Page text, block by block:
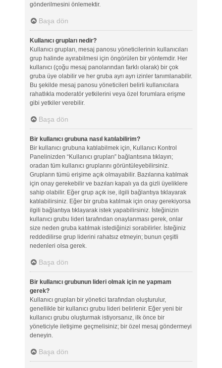
gönderilmesini önlemektir.
Başa dön
Kullanıcı grupları nedir?
Kullanıcı grupları, mesaj panosu yöneticilerinin kullanıcıları
grup halinde ayırabilmesi için öngörülen bir yöntemdir. Her
kullanıcı (çoğu mesaj panolarından farklı olarak) bir çok
gruba üye olabilir ve her gruba ayrı ayrı izinler tanımlanabilir.
Bu şekilde mesaj panosu yöneticileri belirli kullanıcılara
rahatlıkla moderatör yetkilerini veya özel forumlara erişme
gibi yetkiler verebilir.
Başa dön
Bir kullanıcı grubuna nasıl katılabilirim?
Bir kullanıcı grubuna katılabilmek için, Kullanıcı Kontrol
Panelinizden “Kullanıcı grupları” bağlantısına tıklayın;
oradan tüm kullanıcı gruplarını görüntüleyebilirsiniz.
Grupların tümü erişime açık olmayabilir. Bazılarına katılmak
için onay gerekebilir ve bazıları kapalı ya da gizli üyeliklere
sahip olabilir. Eğer grup açık ise, ilgili bağlantıya tıklayarak
katılabilirsiniz. Eğer bir gruba katılmak için onay gerekiyorsa
ilgili bağlantıya tıklayarak istek yapabilirsiniz. İsteğinizin
kullanıcı grubu lideri tarafından onaylanması gerek, onlar
size neden gruba katılmak istediğinizi sorabilirler. İsteğiniz
reddedilirse grup liderini rahatsız etmeyin; bunun çeşitli
nedenleri olsa gerek.
Başa dön
Bir kullanıcı grubunun lideri olmak için ne yapmam
gerek?
Kullanıcı grupları bir yönetici tarafından oluşturulur,
genellikle bir kullanıcı grubu lideri belirlenir. Eğer yeni bir
kullanıcı grubu oluşturmak istiyorsanız, ilk önce bir
yöneticiyle iletişime geçmelisiniz; bir özel mesaj göndermeyi
deneyin.
Başa dön